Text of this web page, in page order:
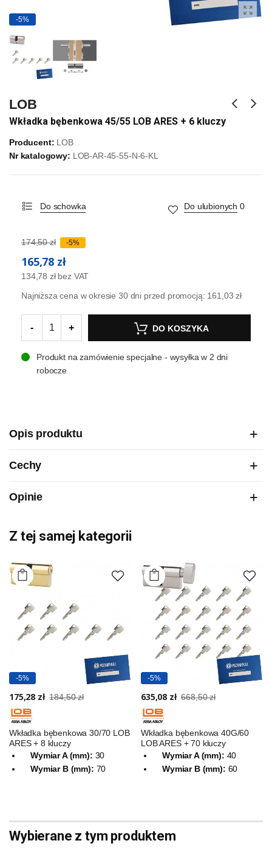
-5%
LOB
Wkładka bębenkowa 45/55 LOB ARES + 6 kluczy
Producent: LOB
Nr katalogowy: LOB-AR-45-55-N-6-KL
Do schowka Do ulubionych 0
174,50 zł -5%
165,78 zł
134,78 zł bez VAT
Najniższa cena w okresie 30 dni przed promocją: 161,03 zł
- + DO KOSZYKA
Produkt na zamówienie specjalne - wysyłka w 2 dni
robocze
Opis produktu
Cechy
Opinie
Z tej samej kategorii
-5%
175,28 zł 184,50 zł
Wkładka bębenkowa 30/70 LOB
ARES + 8 kluczy
Wymiar A (mm): 30
Wymiar B (mm): 70
-5%
635,08 zł 668,50 zł
Wkładka bębenkowa 40G/60
LOB ARES + 70 kluczy
Wymiar A (mm): 40
Wymiar B (mm): 60
Wybierane z tym produktem